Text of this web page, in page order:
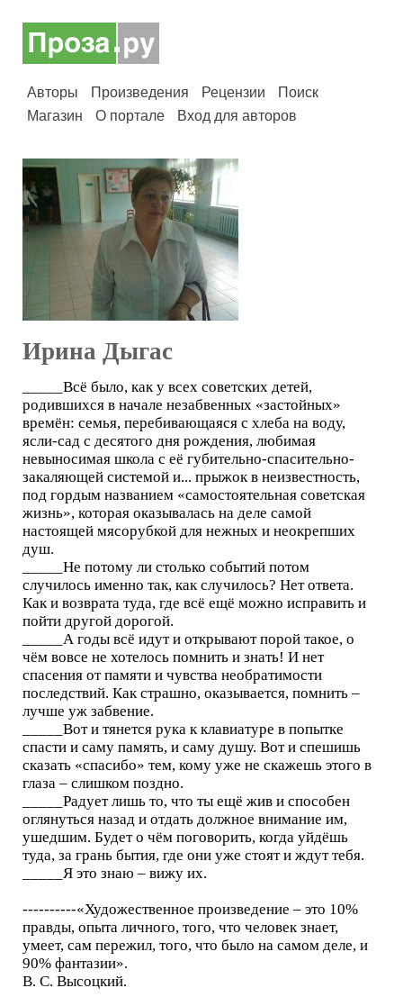
Авторы Произведения Рецензии
Поиск
Магазин
О портале Вход для авторов
Ирина Дыгас
_____Всё было, как у всех советских детей,
родившихся в начале незабвенных «застойных»
времён: семья, перебивающаяся с хлеба на воду,
ясли-сад с десятого дня рождения, любимая
невыносимая школа с её губительно-спасительно-
закаляющей системой и... прыжок в неизвестность,
под гордым названием «самостоятельная советская
жизнь», которая оказывалась на деле самой
настоящей мясорубкой для нежных и неокрепших
душ.
_____Не потому ли столько событий потом
случилось именно так, как случилось? Нет ответа.
Как и возврата туда, где всё ещё можно исправить и
пойти другой дорогой.
_____А годы всё идут и открывают порой такое, о
чём вовсе не хотелось помнить и знать! И нет
спасения от памяти и чувства необратимости
последствий. Как страшно, оказывается, помнить –
лучше уж забвение.
_____Вот и тянется рука к клавиатуре в попытке
спасти и саму память, и саму душу. Вот и спешишь
сказать «спасибо» тем, кому уже не скажешь этого в
глаза – слишком поздно.
_____Радует лишь то, что ты ещё жив и способен
оглянуться назад и отдать должное внимание им,
ушедшим. Будет о чём поговорить, когда уйдёшь
туда, за грань бытия, где они уже стоят и ждут тебя.
_____Я это знаю – вижу их.
----------«Художественное произведение – это 10%
правды, опыта личного, того, что человек знает,
умеет, сам пережил, того, что было на самом деле, и
90% фантазии».
В. С. Высоцкий.